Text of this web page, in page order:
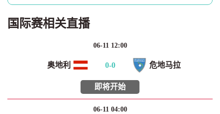
国际赛相关直播
06-11 12:00
奥地利 0-0 危地马拉
即将开始
06-11 04:00